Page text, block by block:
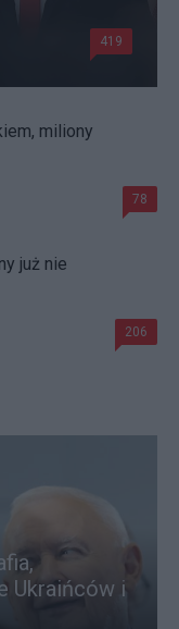
419
miliony
78
już nie
206
Ukraińców i